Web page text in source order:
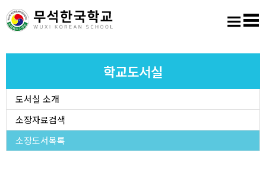
홈로그인회원가입사이트맵
교육마당
알림마당
학교도서실
도서실 소개
소장자료검색
소장도서목록